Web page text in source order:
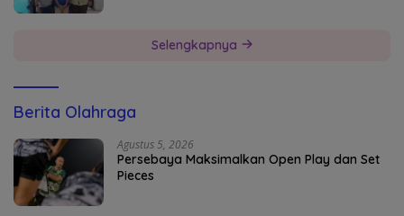
Selengkapnya
Berita Olahraga
Agustus 5, 2026
Persebaya Maksimalkan Open Play dan Set
Pieces